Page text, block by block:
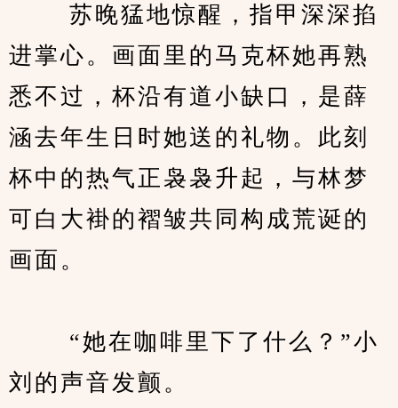
苏晚猛地惊醒，指甲深深掐
进掌心。画面里的马克杯她再熟
悉不过，杯沿有道小缺口，是薛
涵去年生日时她送的礼物。此刻
杯中的热气正袅袅升起，与林梦
可白大褂的褶皱共同构成荒诞的
画面。
“她在咖啡里下了什么？”小
刘的声音发颤。